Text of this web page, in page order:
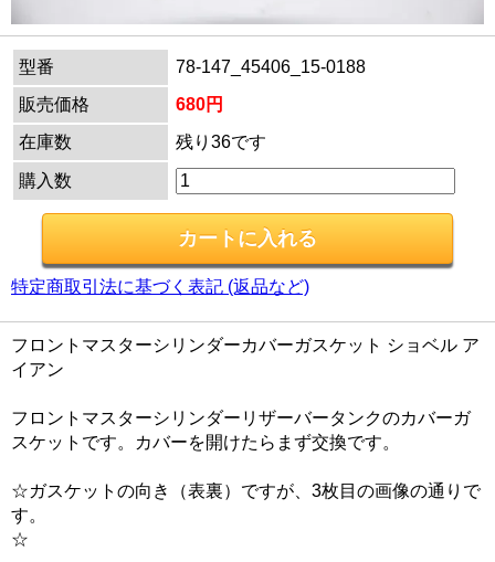
型番
78-147_45406_15-0188
販売価格
680円
在庫数
残り36です
購入数
特定商取引法に基づく表記 (返品など)
フロントマスターシリンダーカバーガスケット ショベル ア
イアン
フロントマスターシリンダーリザーバータンクのカバーガ
スケットです。カバーを開けたらまず交換です。
☆ガスケットの向き（表裏）ですが、3枚目の画像の通りで
す。
☆